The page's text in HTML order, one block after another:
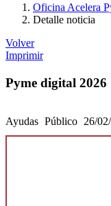
Oficina Acelera
Detalle noticia
Volver
Imprimir
Pyme digital 2026
Ayudas Público 26/